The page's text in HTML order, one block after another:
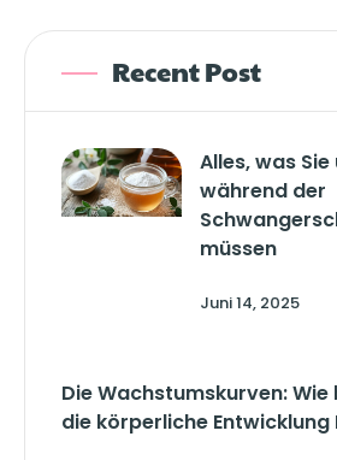
Recent Post
Alles, was
während der
müssen
Juni 14, 2025
Die Wachstumskurven:
die körperliche Entwicklung